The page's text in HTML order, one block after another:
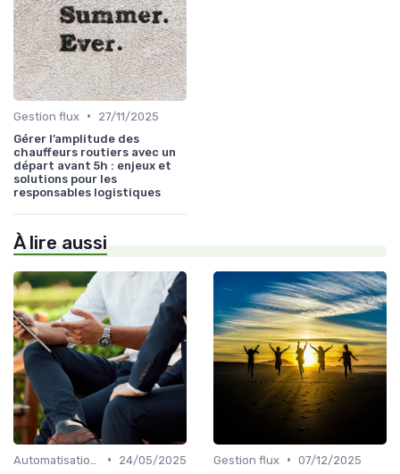
Gestion flux •
27/11/2025
Gérer l’amplitude des
chauffeurs routiers avec un
départ avant 5h : enjeux et
solutions pour les
responsables logistiques
À lire aussi
•
24/05/2025
Gestion flux • 07/12/2025